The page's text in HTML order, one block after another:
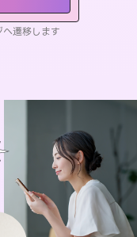
遷移します